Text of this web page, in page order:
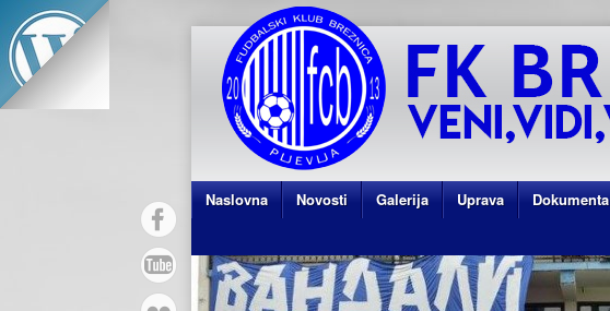
Naslovna Novosti Galerija Uprava Dokumenta